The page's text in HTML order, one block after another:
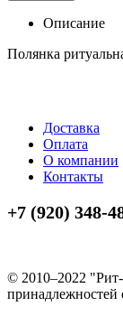
Описание
Полянка
Доставка
Оплата
О компании
Контакты
+7 (920) 348-
© 2010–2022
принадлежностей